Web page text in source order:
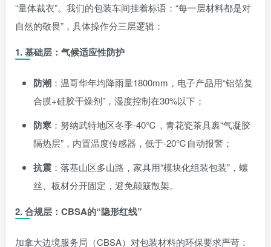
“量体裁衣”。我们的包装车间挂着标语：“每一层材料都是对
自然的敬畏”，具体操作分三层逻辑：
1. 基础层：气候适应性防护
防潮 ：温哥华年均降雨量1800mm，电子产品用“铝箔复
合膜+硅胶干燥剂”，湿度控制在30%以下；
防寒 ：努纳武特地区冬季-40℃，青花瓷茶具裹“气凝胶
隔热层”，内置温度传感器，低于-20℃自动报警；
抗震 ：落基山区多山路，家具用“模块化组装包装”，螺
丝、板材分开固定，避免颠簸散架。
2. 合规层：CBSA的“隐形红线”
加拿大边境服务局（CBSA）对包装材料的环保要求严苛：